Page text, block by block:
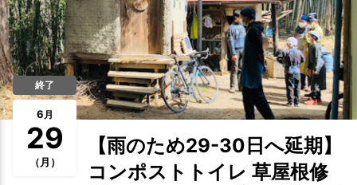
終了
6月
29
（月）
【雨のため29-30日へ延期】
コンポストトイレ 草屋根修